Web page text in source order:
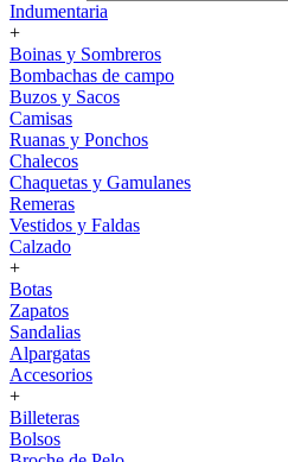
Indumentaria
+
Boinas y Sombreros
Bombachas de campo
Buzos y Sacos
Camisas
Ruanas y Ponchos
Chalecos
Chaquetas y Gamulanes
Remeras
Vestidos y Faldas
Calzado
+
Botas
Zapatos
Sandalias
Alpargatas
Accesorios
+
Billeteras
Bolsos